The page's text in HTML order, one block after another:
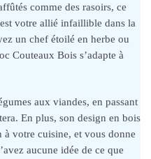
comme des rasoirs, ce
votre allié infaillible dans la
un chef étoilé en herbe ou
Couteaux Bois s’adapte à
aux viandes, en passant
En plus, son design en bois
votre cuisine, et vous donne
aucune idée de ce que